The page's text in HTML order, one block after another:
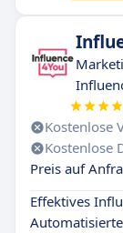
Kostenlose
Kostenlose
Preis auf
Effektives